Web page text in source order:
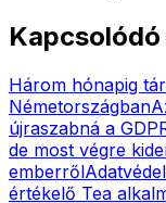
Kapcsolódó
Három hónapig
Németországban
újraszabná a
de most végre
emberről
értékelő Tea